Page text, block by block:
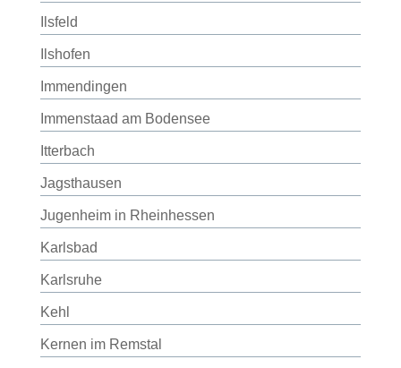
Ilsfeld
Ilshofen
Immendingen
Immenstaad am Bodensee
Itterbach
Jagsthausen
Jugenheim in Rheinhessen
Karlsbad
Karlsruhe
Kehl
Kernen im Remstal